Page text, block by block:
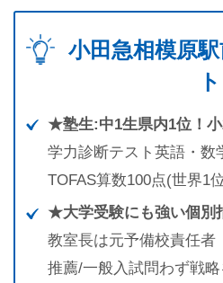
小田急相模原
★塾生:中1生県内1位！小
学力診断テスト英語・数
TOFAS算数100点(世界1
★大学受験にも強い個別
教室長は元予備校責任者
推薦/一般入試問わず戦